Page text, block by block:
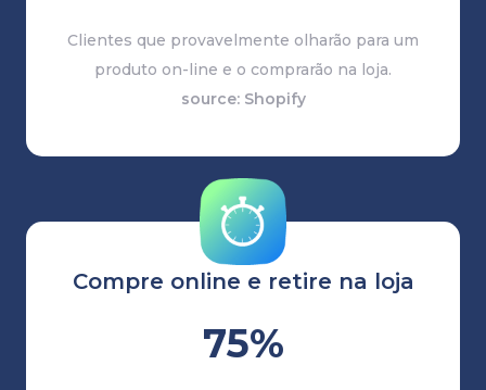
Clientes que provavelmente olharão para um
produto on-line e o comprarão na loja.
source: Shopify
Compre online e retire na loja
75%